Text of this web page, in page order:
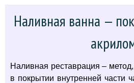
Наливная ванна —
Наливная реставрация –
в покрытии внутренней части